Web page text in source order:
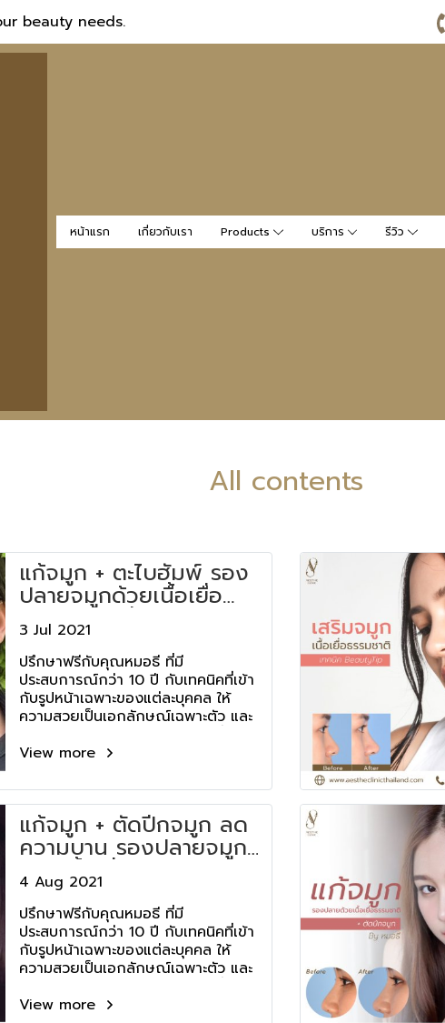
beauty needs.
หน้าแรก เกี่ยวกับเรา Products บริการ รีวิว
All contents
แก้จมูก + ตะไบฮัมพ์ รอง
ปลายจมูกด้วยเนื้อเยื่อ
ธรรมชาติ เพิ่มมิติใบหน้า -
Aesthe Clinic
3 Jul 2021
ปรึกษาฟรีกับคุณหมอธี ที่มี
ประสบการณ์กว่า 10 ปี กับเทคนิคที่เข้า
กับรูปหน้าเฉพาะของแต่ละบุคคล ให้
ความสวยเป็นเอกลักษณ์เฉพาะตัว และ
สเธ่คลินิก
View more
แก้จมูก + ตัดปีกจมูก ลด
ความบาน รองปลายจมูก
ด้วยเนื้อเยื่อธรรมชาติ -
Aesthe Clinic
4 Aug 2021
ปรึกษาฟรีกับคุณหมอธี ที่มี
ประสบการณ์กว่า 10 ปี กับเทคนิคที่เข้า
กับรูปหน้าเฉพาะของแต่ละบุคคล ให้
ความสวยเป็นเอกลักษณ์เฉพาะตัว และ
สเธ่คลินิก
View more